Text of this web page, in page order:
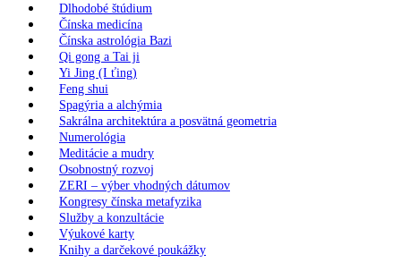
Dlhodobé štúdium
Čínska medicína
Čínska astrológia Bazi
Qi gong a Tai ji
Yi Jing (I ťing)
Feng shui
Spagýria a alchýmia
Sakrálna architektúra a posvätná geometria
Numerológia
Meditácie a mudry
Osobnostný rozvoj
ZERI – výber vhodných dátumov
Kongresy čínska metafyzika
Služby a konzultácie
Výukové karty
Knihy a darčekové poukážky